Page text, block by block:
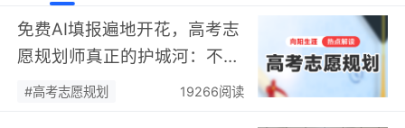
免费AI填报遍地开花，高考志
愿规划师真正的护城河：不靠
数据，靠“人”…
#高考志愿规划 19266阅读